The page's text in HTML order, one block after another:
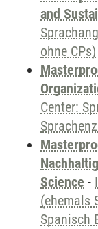
and
ohne CPs)
Center:
Science -
(ehemals
Spanisch